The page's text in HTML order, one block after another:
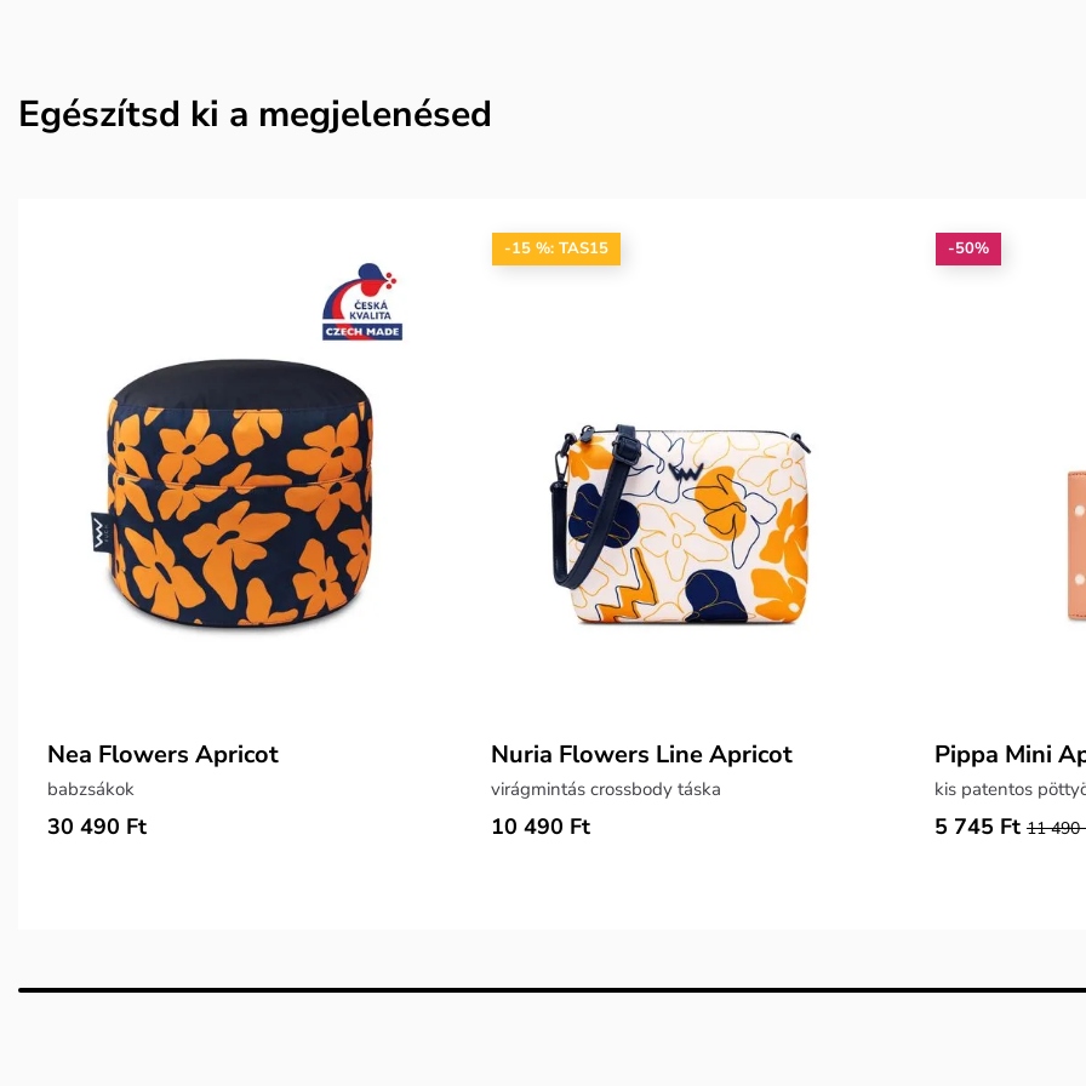
Egészítsd ki a megjelenésed
Nea Flowers Apricot
babzsákok
30 490 Ft
-15 %: TAS15
Nuria Flowers Line Apricot
virágmintás crossbody táska
10 490 Ft
-50%
Pippa Mini
kis patentos
5 745 Ft 11 490